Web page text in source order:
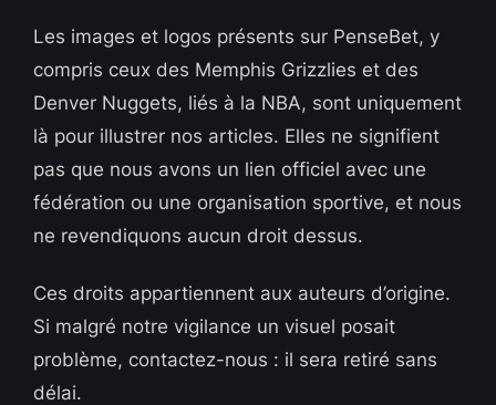
Les images et logos présents sur PenseBet, y
compris ceux des Memphis Grizzlies et des
Denver Nuggets, liés à la NBA, sont uniquement
là pour illustrer nos articles. Elles ne signifient
pas que nous avons un lien officiel avec une
fédération ou une organisation sportive, et nous
ne revendiquons aucun droit dessus.
Ces droits appartiennent aux auteurs d’origine.
Si malgré notre vigilance un visuel posait
problème, contactez-nous : il sera retiré sans
délai.